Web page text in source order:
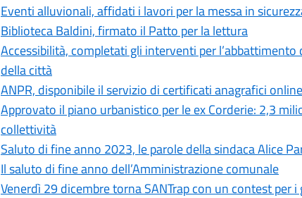
Eventi alluvionali, affidati i lavori per la messa in
Biblioteca Baldini, firmato il Patto per la lettura
Accessibilità, completati gli interventi per
della città
ANPR, disponibile il servizio di certificati anagrafici
Approvato il piano urbanistico per le ex Corderie: 2,3
collettività
Saluto di fine anno 2023, le parole della sindaca Alice
Il saluto di fine anno dell’Amministrazione comunale
Venerdì 29 dicembre torna SANTrap con un contest per